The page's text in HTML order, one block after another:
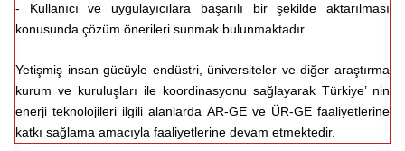
- Kullanıcı ve uygulayıcılara başarılı bir şekilde aktarılması
konusunda çözüm önerileri sunmak bulunmaktadır.
Yetişmiş insan gücüyle endüstri, üniversiteler ve diğer araştırma
kurum ve kuruluşları ile koordinasyonu sağlayarak Türkiye’ nin
enerji teknolojileri ilgili alanlarda AR-GE ve ÜR-GE faaliyetlerine
katkı sağlama amacıyla faaliyetlerine devam etmektedir.